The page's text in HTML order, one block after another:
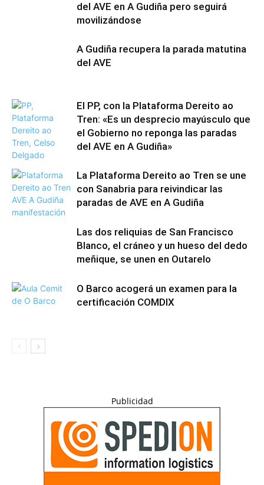
del AVE en A Gudiña pero seguirá
movilizándose
A Gudiña recupera la parada matutina
del AVE
El PP, con la Plataforma Dereito ao
Tren: «Es un desprecio mayúsculo que
el Gobierno no reponga las paradas
del AVE en A Gudiña»
La Plataforma Dereito ao Tren se une
con Sanabria para reivindicar las
paradas de AVE en A Gudiña
Las dos reliquias de San Francisco
Blanco, el cráneo y un hueso del dedo
meñique, se unen en Outarelo
O Barco acogerá un examen para la
certificación COMDIX
Publicidad